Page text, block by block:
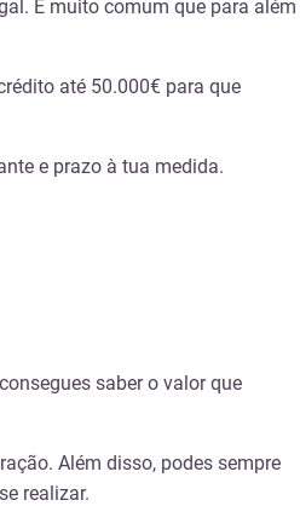
É muito comum que para além
até 50.000€ para que
e prazo à tua medida.
saber o valor que
Além disso, podes sempre
realizar.